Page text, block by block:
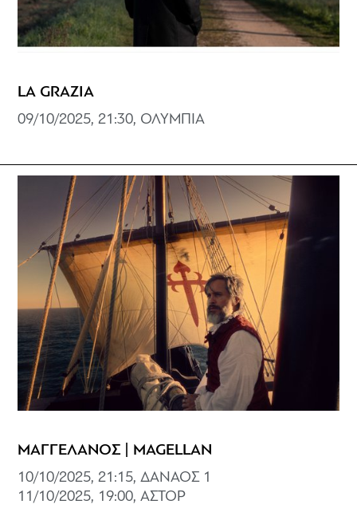
LA GRAZIA
09/10/2025, 21:30, ΟΛΥΜΠΙΑ
ΜΑΓΓΕΛΑΝΟΣ | MAGELLAN
10/10/2025, 21:15, ΔΑΝΑΟΣ 1
11/10/2025, 19:00, ΑΣΤΟΡ